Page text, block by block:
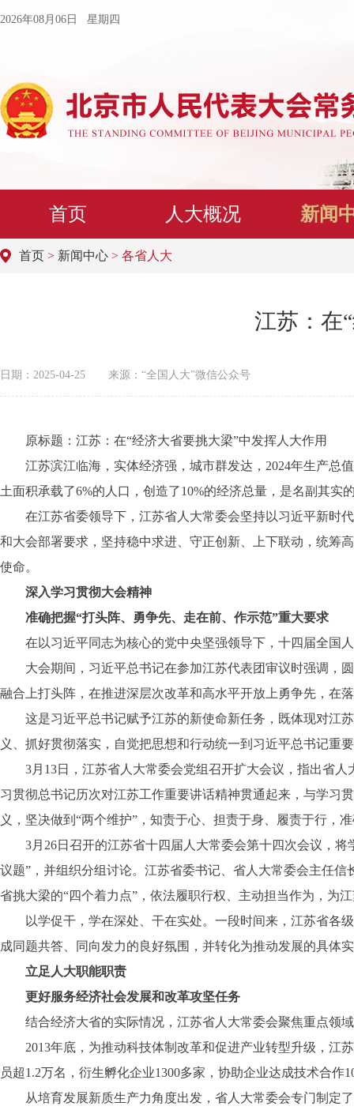
2026年08月06日 星期四
首页 人大概况 新闻
首页 > 新闻中心 > 各省人大
江苏：在
日期：2025-04-25 来源：“全国人大”微信公众号
原标题：江苏：在“经济大省要挑大梁”中发挥人大作用
江苏滨江临海，实体经济强，城市群发达，2024年生产总值
土面积承载了6%的人口，创造了10%的经济总量，是名副其实
在江苏省委领导下，江苏省人大常委会坚持以习近平新时代
和大会部署要求，坚持稳中求进、守正创新、上下联动，统筹
使命。
深入学习贯彻大会精神
准确把握“打头阵、勇争先、走在前、作示范”重大要求
在以习近平同志为核心的党中央坚强领导下，十四届全国
大会期间，习近平总书记在参加江苏代表团审议时强调，圆
融合上打头阵，在推进深层次改革和高水平开放上勇争先，在
这是习近平总书记赋予江苏的新使命新任务，既体现对江苏
义、抓好贯彻落实，自觉把思想和行动统一到习近平总书记重
3月13日，江苏省人大常委会党组召开扩大会议，指出省人
习贯彻总书记历次对江苏工作重要讲话精神贯通起来，与学习
义，坚决做到“两个维护”，知责于心、担责于身、履责于行，
3月26日召开的江苏省十四届人大常委会第十四次会议，将
议题”，并组织分组讨论。江苏省委书记、省人大常委会主任
省挑大梁的“四个着力点”，依法履职行权、主动担当作为，为
以学促干，学在深处、干在实处。一段时间来，江苏省各级
成同题共答、同向发力的良好氛围，并转化为推动发展的具体
立足人大职能职责
更好服务经济社会发展和改革攻坚任务
结合经济大省的实际情况，江苏省人大常委会聚焦重点领
2013年底，为推动科技体制改革和促进产业转型升级，江苏
员超1.2万名，衍生孵化企业1300多家，协助企业达成技术合作
从培育发展新质生产力角度出发，省人大常委会专门制定了